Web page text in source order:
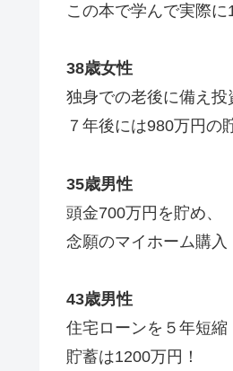
この本で学んで実際に
38歳女性
独身での老後に備え投
７年後には980万円の
35歳男性
頭金700万円を貯め、
念願のマイホーム購入
43歳男性
住宅ローンを５年短縮
貯蓄は1200万円！